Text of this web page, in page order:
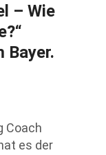
– Wie
Bayer.
Coach
es der